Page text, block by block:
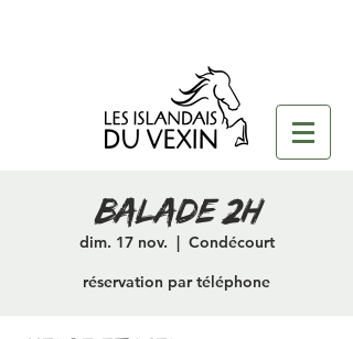
Balade 2H
dim. 17 nov.
  |
Condécourt
réservation par téléphone